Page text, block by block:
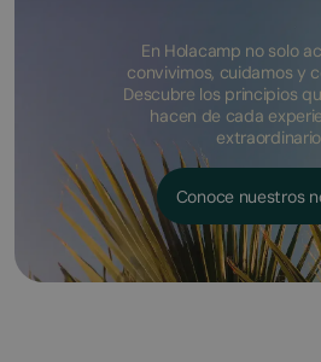
En Holacamp no solo
convivimos, cuidamos y
Descubre los principios
hacen de cada
Conoce nuestros